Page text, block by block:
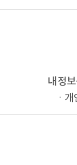
내 정
ㆍ